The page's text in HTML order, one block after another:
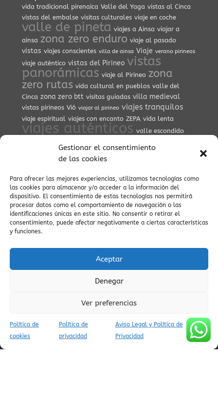
Gestionar el consentimiento
de las cookies
Para ofrecer las mejores experiencias, utilizamos tecnologías como
las cookies para almacenar y/o acceder a la información del
dispositivo. El consentimiento de estas tecnologías nos permitirá
procesar datos como el comportamiento de navegación o las
identificaciones únicas en este sitio. No consentir o retirar el
consentimiento, puede afectar negativamente a ciertas características
y funciones.
Aceptar
Denegar
Ver preferencias
Política de
cookies
Política de
privacidad
Aviso Legal y Política de
Privacidad
vida tradicional pirenaica Valle del Yaga vistas al Cinca
vistas del embalse visitas culturales viaje en coche
valle de pineta viajes a Ainsa viajar a
ainsa zona zero enduro viaje al pasado
vistas viajes conscientes villa de ainsa Viaje verano pirineos
viaje auténtico vistas del Pirineo vistas
panorámicas viaje al Pirineo zona
zero rutas vida cultural en pueblos valle del
Cinca zona zero btt visitas guiadas villa medieval
vistas pirineos Vió viajar al pirineo viajes tranquilos
viaje espiritual viajes con encanto ZEPA vida lenta
viajes auténticos valle escondido
espectaculares
valle salvaje viajes culturales
valle de Yaga Vía Verde Ara
AVISO LEGAL Y POLÍTICA DE PRIVACIDAD
AINSA CODIGOS UNICOS APARTAMENTOS VILLADEAINSA:
ESFCTU00B12200300067521800000000000000000000000000001